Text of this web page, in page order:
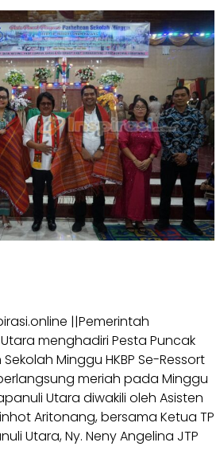
||Pemerintah
menghadiri Pesta Puncak
Minggu HKBP Se-Ressort
meriah pada Minggu
Utara diwakili oleh Asisten
Aritonang, bersama Ketua TP
Utara, Ny. Neny Angelina JTP